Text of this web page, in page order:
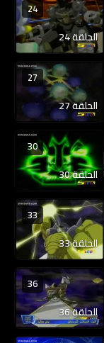
24
الحلقة 24
27
الحلقة 27
30
الحلقة 30
33
الحلقة 33
36
الحلقة 36